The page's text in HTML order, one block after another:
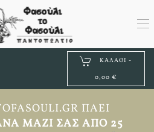
ΚΑΛΆΘΙ -
0,00 €
ΠΆΕΙ
ΜΑΖΊ ΣΑΣ ΑΠΟ 25